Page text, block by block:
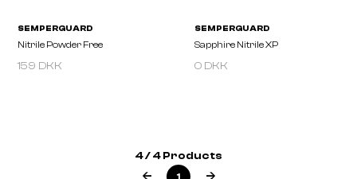
159 DKK 0 DKK
4 / 4 Products
1